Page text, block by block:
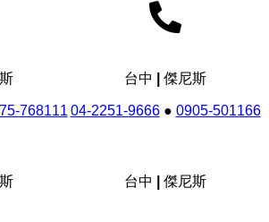
768111
台中 | 傑尼斯
04-2251-9666● 0905-501166
台中 | 傑尼斯